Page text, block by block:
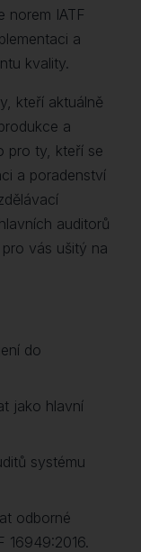
norem IATF
a
kvality.
kteří aktuálně
a
pro ty, kteří se
a poradenství
auditorů
vás ušitý na
do
jako hlavní
systému
odborné
16949:2016.